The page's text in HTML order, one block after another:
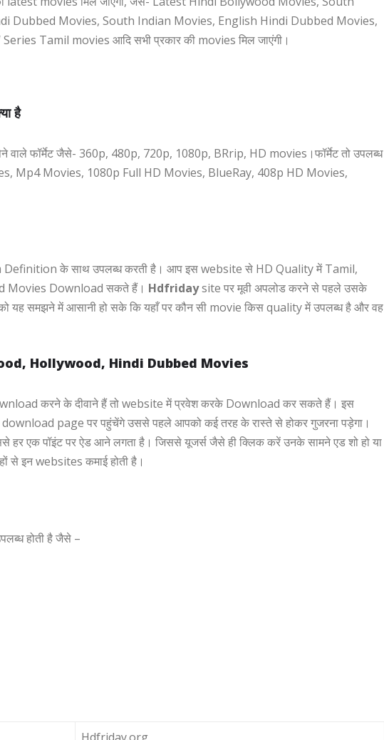
Dubbed Movies, South Indian Movies, English Hindi Dubbed Movies,
Tamil movies आदि सभी प्रकार की movies मिल जाएंगी।
है
वाले फॉर्मेट जैसे- 360p, 480p, 720p, 1080p, BRrip, HD movies।फॉर्मेट तो उपलब्ध
Mp4 Movies, 1080p Full HD Movies, BlueRay, 408p HD Movies,
Definition के साथ उपलब्ध करती है। आप इस website से HD Quality में Tamil,
Movies Download सकते हैं। Hdfridaysite पर मूवी अपलोड करने से पहले उसके
यह समझने में आसानी हो सके कि यहाँ पर कौन सी movie किस quality में उपलब्ध है और वह
Hollywood, Hindi Dubbed Movies
करने के दीवाने हैं तो website में प्रवेश करके Download कर सकते हैं। इस
page पर पहुंचेंगे उससे पहले आपको कई तरह के रास्ते से होकर गुजरना पड़ेगा।
हर एक पॉइंट पर ऐड आने लगता है। जिससे यूजर्स जैसे ही क्लिक करें उनके सामने एड शो हो या
से इन websites कमाई होती है।
होती है जैसे –